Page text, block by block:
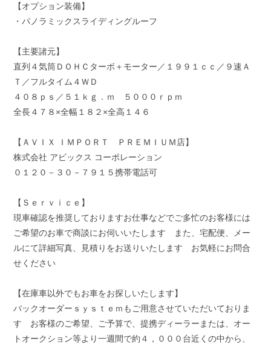
【オプション装備】
・パノラミックスライディングルーフ
【主要諸元】
直列４気筒ＤＯＨＣターボ＋モーター／１９９１ｃｃ／９速Ａ
Ｔ／フルタイム４ＷＤ
４０８ｐｓ／５１ｋｇ．ｍ ５０００ｒｐｍ
全長４７８×全幅１８２×全高１４６
【ＡＶＩＸ ＩＭＰＯＲＴ ＰＲＥＭＩＵＭ店】
株式会社 アビックス コーポレーション
０１２０－３０－７９１５携帯電話可
【Ｓｅｒｖｉｃｅ】
現車確認を推奨しておりますお仕事などでご多忙のお客様には
ご希望のお車で商談にお伺いいたします また、宅配便、メー
ルにて詳細写真、見積りをお送りいたします お気軽にお問合
せください
【在庫車以外でもお車をお探しいたします】
バックオーダーｓｙｓｔｅｍもご用意させていただいておりま
す お客様のご希望、ご予算で、提携ディーラーまたは、オー
トオークション等より一週間で約４，０００台近くの中から、